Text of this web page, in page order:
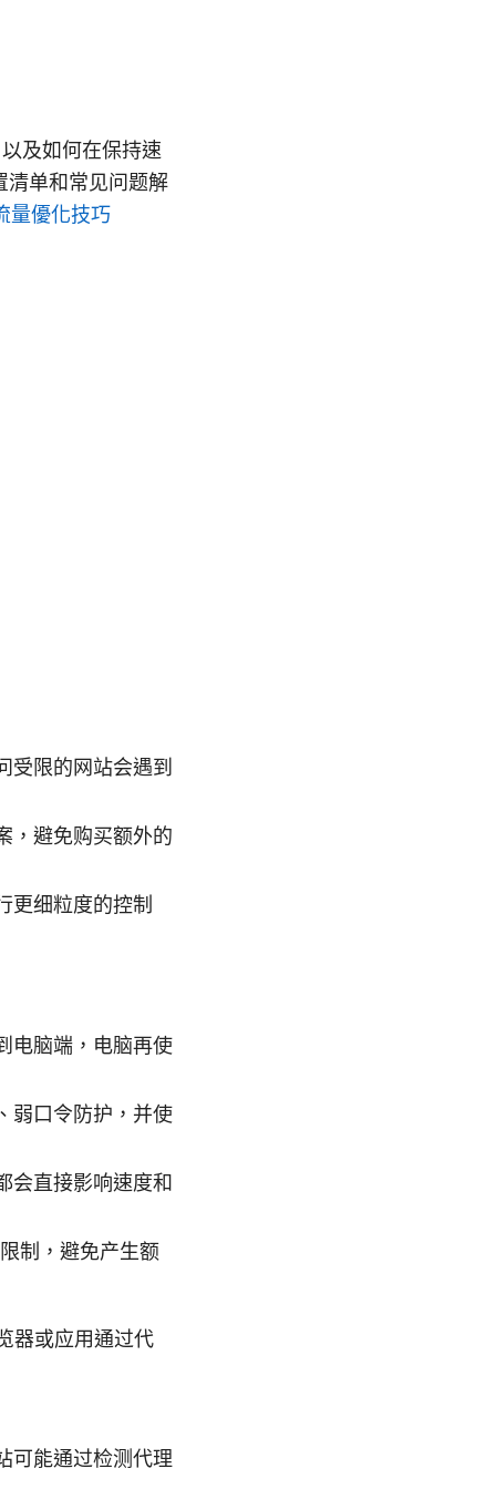
及如何在保持速
清单和常见问题解
量優化技巧
受限的网站会遇到
，避免购买额外的
更细粒度的控制
电脑端，电脑再使
弱口令防护，并使
会直接影响速度和
制，避免产生额
器或应用通过代
可能通过检测代理